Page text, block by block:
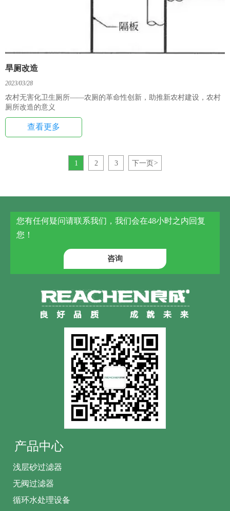
旱厕改造
2023/03/28
农村无害化卫生厕所——农厕的革命性创新，助推新农村建设，农村
厕所改造的意义
查看更多
1 2 3 下一页 >
您有任何疑问请联系我们，我们会在48小时之内回复
您！
咨询
产品中心
浅层砂过滤器
无阀过滤器
循环水处理设备